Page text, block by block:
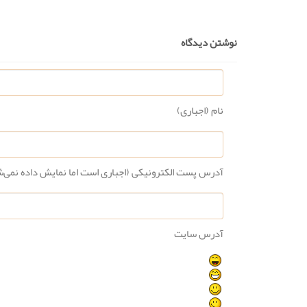
نوشتن دیدگاه
نام (اجباری)
آدرس پست الکترونیکی (اجباری است اما نمایش داده
آدرس سایت